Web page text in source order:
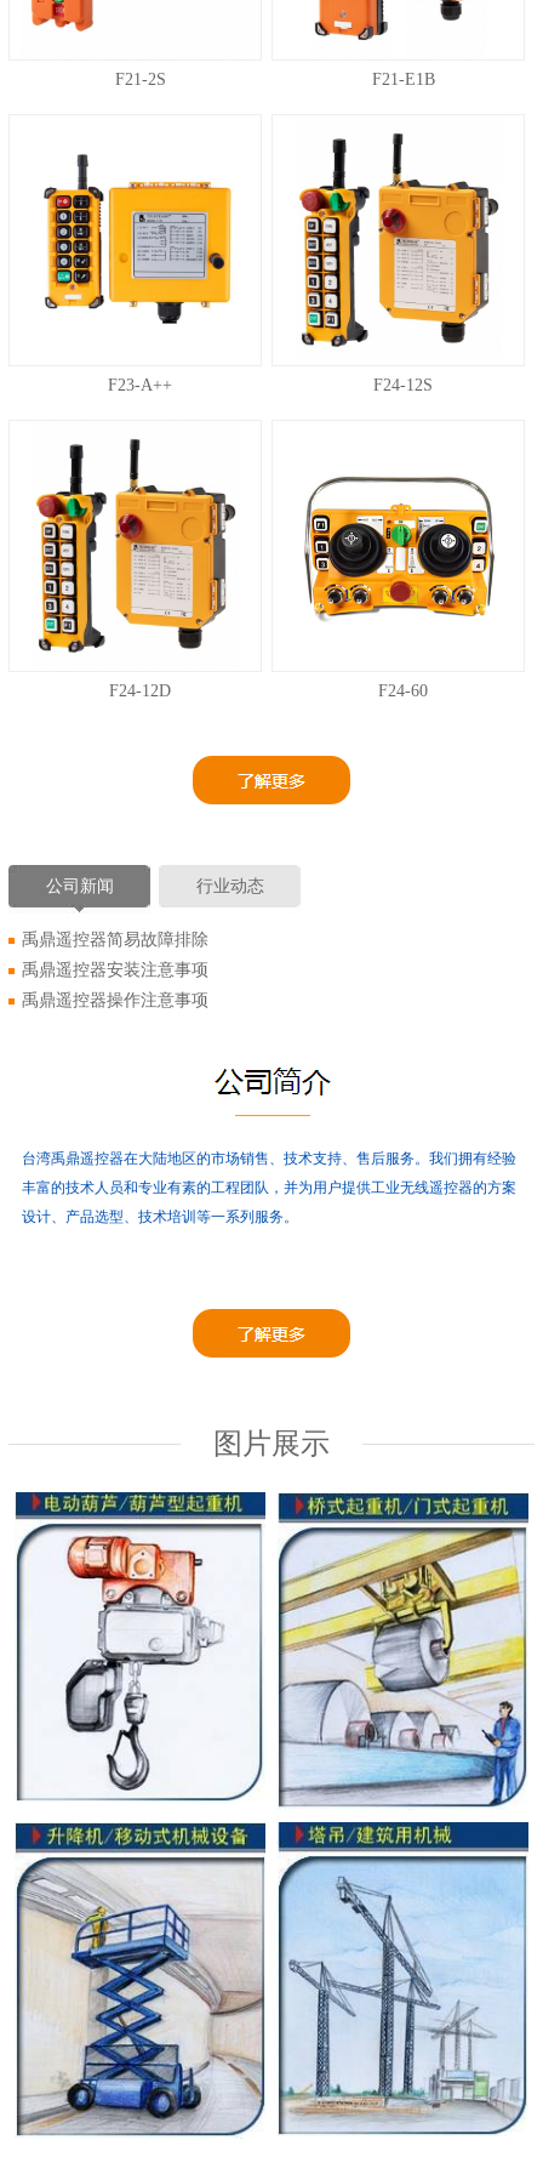
F21-2S F21-E1B
F23-A++ F24-12S
F24-12D F24-60
公司新闻 行业动态
禹鼎遥控器简易故障排除
禹鼎遥控器安装注意事项
禹鼎遥控器操作注意事项
台湾禹鼎遥控器在大陆地区的市场销售、技术支持、售后服务。 我们拥有经验
丰富的技术人员和专业有素的工程团队，并为用户提供工业无线遥控器的方案
设计、产品选型、技术培训等一系列服务。
图片展示